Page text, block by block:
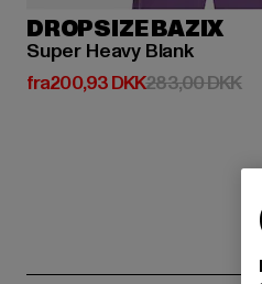
DROPSIZE BAZIX
Super Heavy Blank
fra200,93 DKK
Nuværende pris: Fra 200,93
283,00 DKK